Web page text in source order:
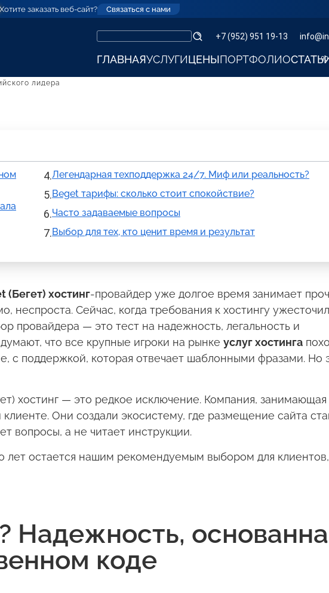
заказать веб-сайт? Связаться с нами
+7 (952) 951 19-13
ГЛАВНАЯУСЛУГИЦЕНЫПОРТФОЛИО
лидера
Легендарная техподдержка 24/7. Миф или реальность?
Beget тарифы: сколько стоит спокойствие?
Часто задаваемые вопросы
Выбор для тех, кто ценит время и результат
(Бегет) хостинг-провайдер уже долгое время занимает
неспроста. Сейчас, когда требования к хостингу
провайдера — это тест на надежность, легальность и
что все крупные игроки на рынке услуг хостинга
с поддержкой, которая отвечает шаблонными фразами. Но
хостинг — это редкое исключение. Компания,
Они создали экосистему, где размещение сайта
вопросы, а не читает инструкции.
остается нашим рекомендуемым выбором для
Надежность,
коде